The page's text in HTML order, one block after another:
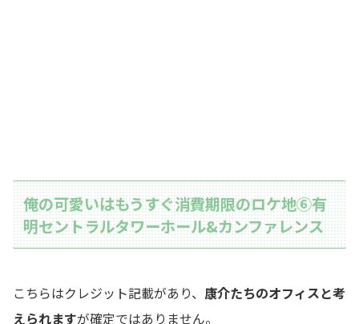
俺の可愛いはもうすぐ消費期限のロケ地⑥有
明セントラルタワーホール&カンファレンス
こちらはクレジット記載があり、 康介たちのオフィスと考
えられますが確定ではありません。